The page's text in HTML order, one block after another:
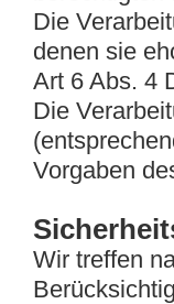
Die
denen sie
Art 6 Abs. 4
Die
Vorgaben
Wir treffen